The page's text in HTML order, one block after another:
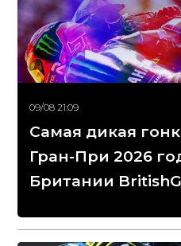
09/08 21:09
Самая дикая
Гран-При 2026
Британии